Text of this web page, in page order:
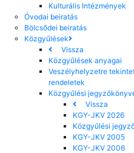
Kulturális Intézmények
Óvodai beiratás
Bölcsődei beiratás
Közgyűlések
Vissza
Közgyűlések anyagai
Veszélyhelyzetre
rendeletek
Közgyűlési
Vissza
KGY-JKV 2026
Közgyűlési
KGY-JKV 2005
KGY-JKV 2006